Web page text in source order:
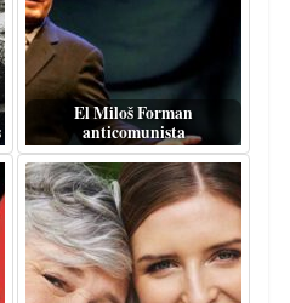
El Miloš Forman
anticomunista